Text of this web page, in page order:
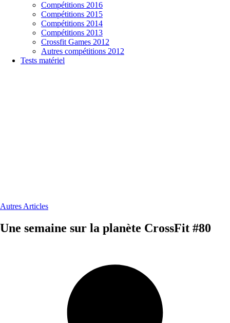
Compétitions 2016
Compétitions 2015
Compétitions 2014
Compétitions 2013
Crossfit Games 2012
Autres compétitions 2012
Tests matériel
Autres Articles
Une semaine sur la planète CrossFit #80